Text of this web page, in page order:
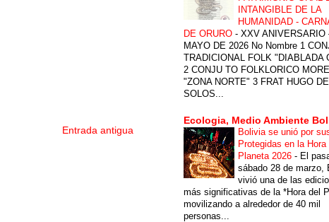
Entrada antigua
INTANGIBLE DE LA
HUMANIDAD -
DE ORURO - XXV ANIVERSARIO
MAYO DE 2026 No Nombre 1
TRADICIONAL FOLK "DIABLADA
2 CONJU TO FOLKLORICO
"ZONA NORTE" 3 FRAT HUGO
SOLOS...
Ecologia, Medio Ambiente
Bolivia se unió por
Protegidas en la Hora
Planeta 2026 - El
sábado 28 de marzo,
vivió una de las
más significativas de la *Hora del
movilizando a alrededor de 40 mil
personas...